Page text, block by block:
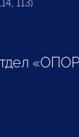
113)